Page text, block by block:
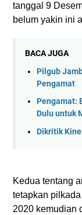
tanggal 9
belum yakin ini
BACA JUGA
Pilgub
Pengamat
Pengamat:
Dulu untuk
Dikritik
Kedua tentang
tetapkan
2020 kemudian